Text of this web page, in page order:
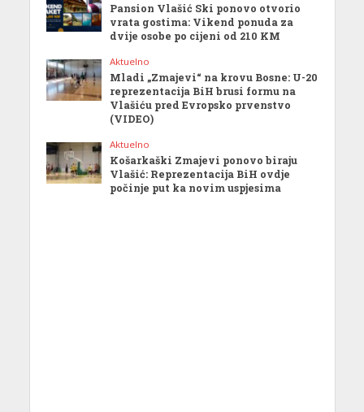
Pansion Vlašić Ski ponovo otvorio
vrata gostima: Vikend ponuda za
dvije osobe po cijeni od 210 KM
Aktuelno
Mladi „Zmajevi“ na krovu Bosne: U-20
reprezentacija BiH brusi formu na
Vlašiću pred Evropsko prvenstvo
(VIDEO)
Aktuelno
Košarkaški Zmajevi ponovo biraju
Vlašić: Reprezentacija BiH ovdje
počinje put ka novim uspjesima